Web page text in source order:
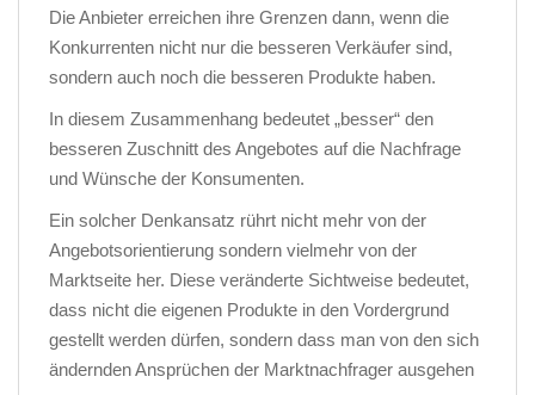
Die Anbieter erreichen ihre Grenzen dann, wenn die
Konkurrenten nicht nur die besseren Verkäufer sind,
sondern auch noch die besseren Produkte haben.
In diesem Zusammenhang bedeutet „besser“ den
besseren Zuschnitt des Angebotes auf die Nachfrage
und Wünsche der Konsumenten.
Ein solcher Denkansatz rührt nicht mehr von der
Angebotsorientierung sondern vielmehr von der
Marktseite her. Diese veränderte Sichtweise bedeutet,
dass nicht die eigenen Produkte in den Vordergrund
gestellt werden dürfen, sondern dass man von den sich
ändernden Ansprüchen der Marktnachfrager ausgehen